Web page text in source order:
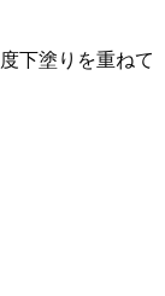
下塗りを重ねて